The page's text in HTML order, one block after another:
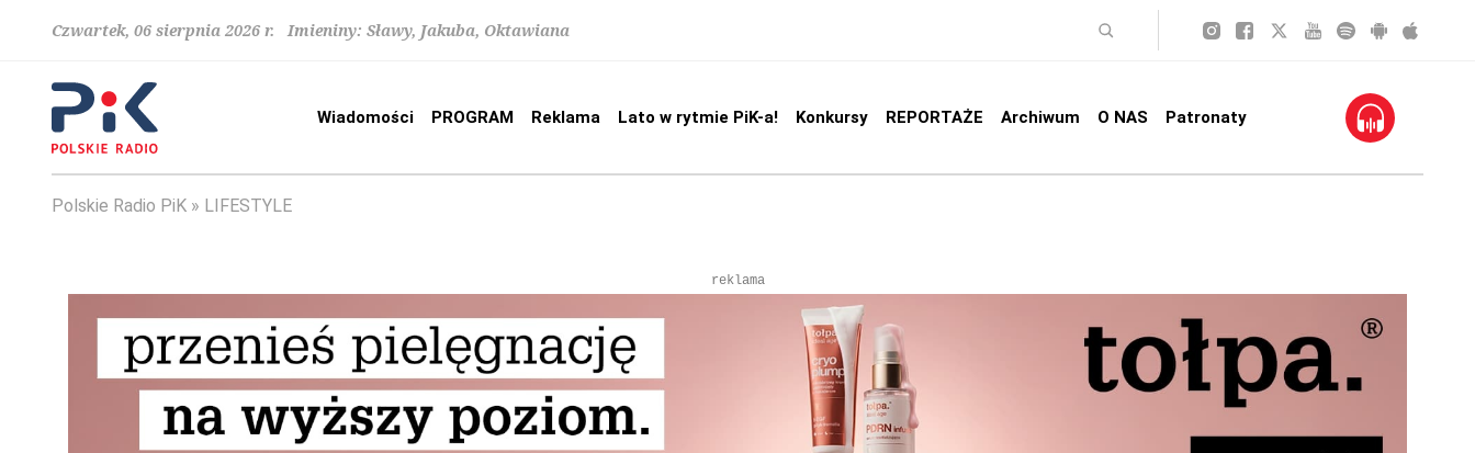
Czwartek, 06 sierpnia 2026 r. Imieniny: Sławy, Jakuba, Oktawiana
Wiadomości PROGRAM Reklama Lato w rytmie PiK-a! Konkursy REPORTAŻE Archiwum O NAS Patronaty
Polskie Radio PiK LIFESTYLE
reklama